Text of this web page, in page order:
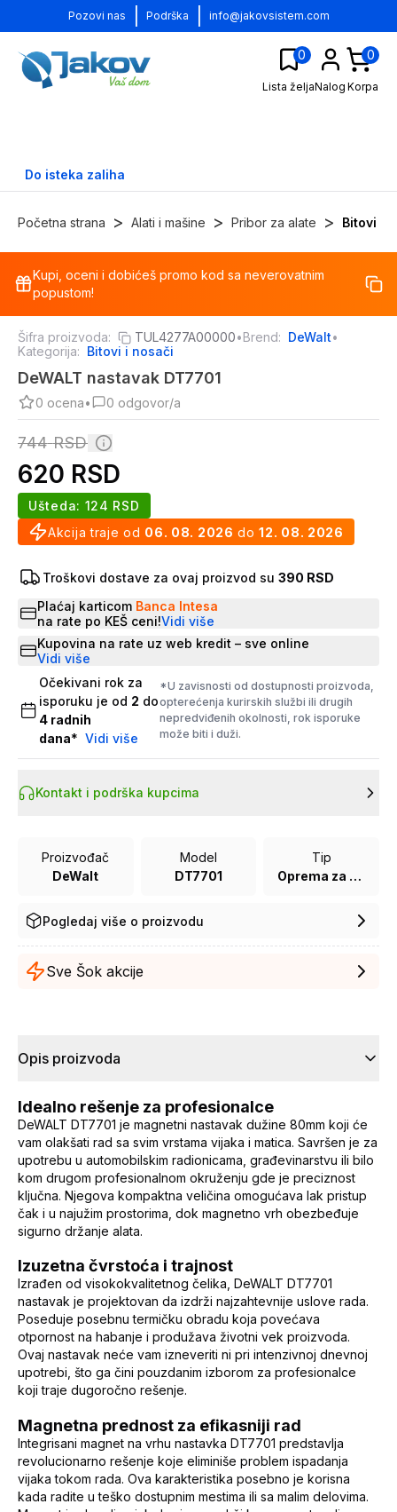
Pozovi nas Podrška info@jakovsistem.com
0
Lista željaNalog
0
Korpa
Do isteka zaliha
Početna strana > Alati i mašine > Pribor za alate > Bitovi i
%
Kupi, oceni i dobićeš promo kod sa neverovatnim
popustom!
Šifra proizvoda: TUL4277A00000•Brend: DeWalt•
Kategorija: Bitovi i nosači
DeWALT nastavak DT7701
0 ocena• 0 odgovor/a
744 RSD
620 RSD
Akcija traje od 06. 08. 2026 do 12. 08. 2026
Ušteda: 124 RSD
Troškovi dostave za ovaj proizvod su 390 RSD
Plaćaj karticom Banca Intesa
na rate po KEŠ ceni!Vidi više
Kupovina na rate uz web kredit – sve online
Vidi više
Očekivani rok za
isporuku je od 2 do
4 radnih
dana* Vidi više
*U zavisnosti od dostupnosti proizvoda,
opterećenja kurirskih službi ili drugih
nepredviđenih okolnosti, rok isporuke
može biti i duži.
Kontakt i podrška kupcima
Proizvođač
DeWalt
Model
DT7701
Tip
Oprema za bušilice
Pogledaj više o proizvodu
Sve Šok akcije
Opis proizvoda
Idealno rešenje za profesionalce
DeWALT DT7701 je magnetni nastavak dužine 80mm koji će
vam olakšati rad sa svim vrstama vijaka i matica. Savršen je za
upotrebu u automobilskim radionicama, građevinarstvu ili bilo
kom drugom profesionalnom okruženju gde je preciznost
ključna. Njegova kompaktna veličina omogućava lak pristup
čak i u najužim prostorima, dok magnetno vrh obezbeđuje
sigurno držanje alata.
Izuzetna čvrstoća i trajnost
Izrađen od visokokvalitetnog čelika, DeWALT DT7701
nastavak je projektovan da izdrži najzahtevnije uslove rada.
Poseduje posebnu termičku obradu koja povećava
otpornost na habanje i produžava životni vek proizvoda.
Ovaj nastavak neće vam izneveriti ni pri intenzivnoj dnevnoj
upotrebi, što ga čini pouzdanim izborom za profesionalce
koji traje dugoročno rešenje.
Magnetna prednost za efikasniji rad
Integrisani magnet na vrhu nastavka DT7701 predstavlja
revolucionarno rešenje koje eliminiše problem ispadanja
vijaka tokom rada. Ova karakteristika posebno je korisna
kada radite u teško dostupnim mestima ili sa malim delovima.